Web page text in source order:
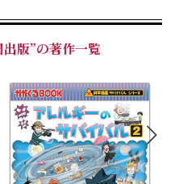
版”の著作一覧